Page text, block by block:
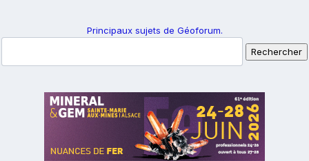
Principaux sujets de Géoforum.